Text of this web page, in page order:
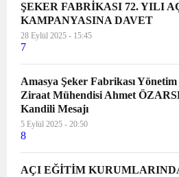
ŞEKER FABRİKASI 72. YILI
KAMPANYASINA DAVET
28 Eylül 2025 - 15:45
7
Amasya Şeker Fabrikası
Ziraat Mühendisi Ahmet
Kandili Mesajı
5 Eylül 2025 - 20:50
8
AÇI EĞİTİM KURUMLARINDA